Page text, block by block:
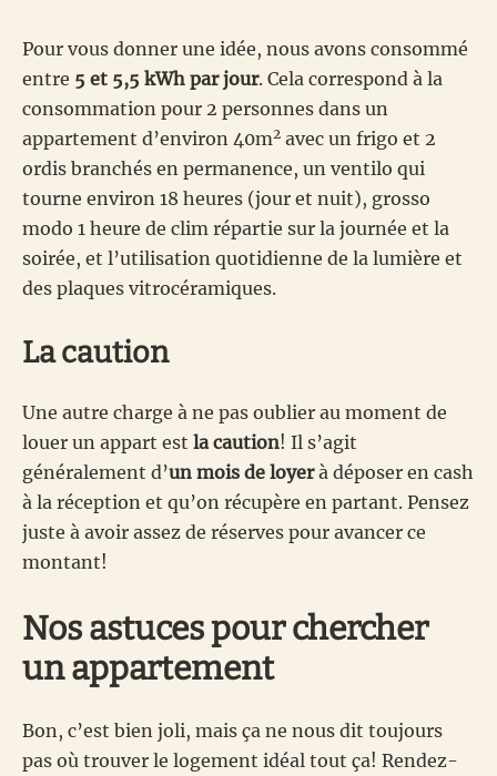
Pour vous donner une idée, nous avons consommé
entre 5 et 5,5 kWh par jour. Cela correspond à la
consommation pour 2 personnes dans un
appartement d’environ 40m2 avec un frigo et 2
ordis branchés en permanence, un ventilo qui
tourne environ 18 heures (jour et nuit), grosso
modo 1 heure de clim répartie sur la journée et la
soirée, et l’utilisation quotidienne de la lumière et
des plaques vitrocéramiques.
La caution
Une autre charge à ne pas oublier au moment de
louer un appart est la caution! Il s’agit
généralement d’un mois de loyerà déposer en cash
à la réception et qu’on récupère en partant. Pensez
juste à avoir assez de réserves pour avancer ce
montant!
Nos astuces pour chercher
un appartement
Bon, c’est bien joli, mais ça ne nous dit toujours
pas où trouver le logement idéal tout ça! Rendez-